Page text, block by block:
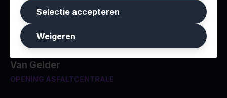
RITTAL LIVE
Van Gelder
OPENING ASFALTCENTRALE
Selectie accepteren
Weigeren